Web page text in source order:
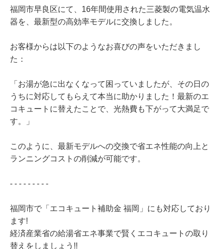
福岡市早良区にて、16年間使用された三菱製の電気温水
器を、最新型の高効率モデルに交換しました。
お客様からは以下のようなお喜びの声をいただきまし
た：
「お湯が急に出なくなって困っていましたが、その日の
うちに対応してもらえて本当に助かりました！最新のエ
コキュートに替えたことで、光熱費も下がって大満足で
す。」
このように、最新モデルへの交換で省エネ性能の向上と
ランニングコストの削減が可能です。
- - - - - - - - -
福岡市で「エコキュート補助金 福岡」にも対応しており
ます!
経済産業省の給湯省エネ事業で賢くエコキュートの取り
替えをしましょう!!